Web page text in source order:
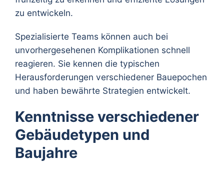
zu entwickeln.
Spezialisierte Teams können auch bei
unvorhergesehenen Komplikationen schnell
reagieren. Sie kennen die typischen
Herausforderungen verschiedener Bauepochen
und haben bewährte Strategien entwickelt.
Kenntnisse verschiedener
Gebäudetypen und
Baujahre